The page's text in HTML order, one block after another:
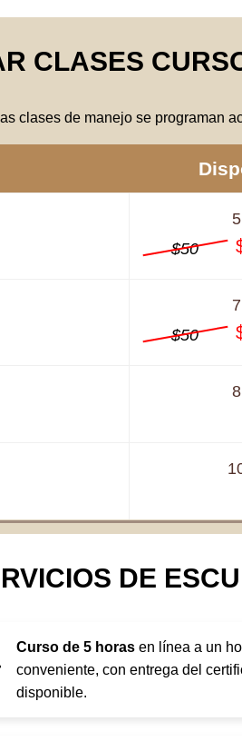
CLASES
clases de manejo se programan
$50
$50
DE
Curso de 5 horasen línea a un
conveniente, con entrega del
disponible.